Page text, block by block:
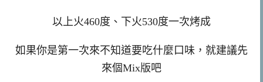
以上火460度、下火530度一次烤成
如果你是第一次來不知道要吃什麼口味，就建議先
來個Mix版吧